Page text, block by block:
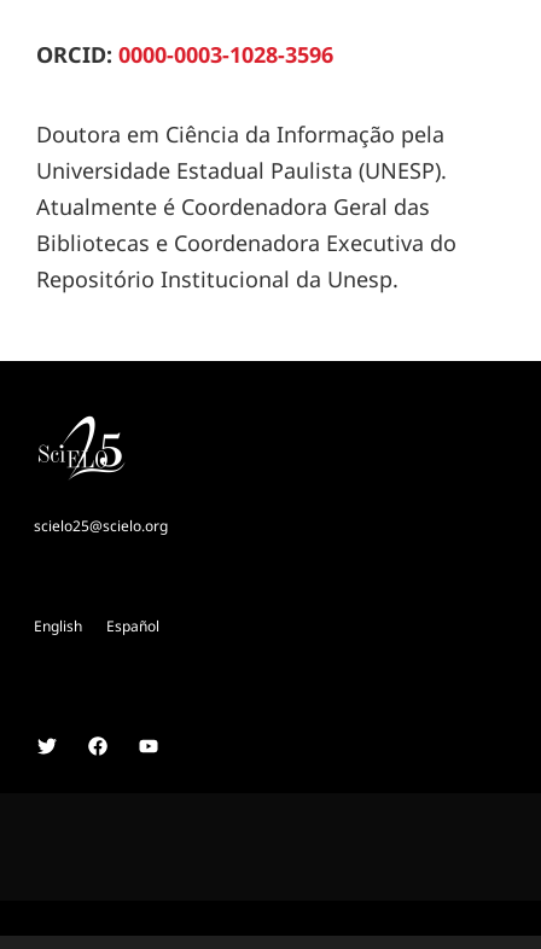
ORCID: 0000-0003-1028-3596
Doutora em Ciência da Informação pela
Universidade Estadual Paulista (UNESP).
Atualmente é Coordenadora Geral das
Bibliotecas e Coordenadora Executiva do
Repositório Institucional da Unesp.
scielo25@scielo.org
English Español